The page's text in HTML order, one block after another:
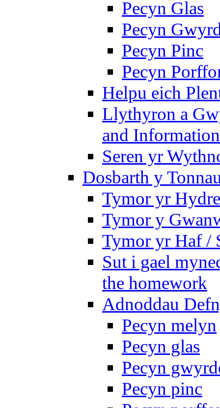
Pecyn Glas
Pecyn
Pecyn Pinc
Pecyn
Helpu eich
Llythyron a
and Information
Seren yr
Dosbarth y
Tymor yr
Tymor y
Tymor yr Haf /
Sut i gael
the homework
Adnoddau
Pecyn melyn
Pecyn glas
Pecyn
Pecyn pinc